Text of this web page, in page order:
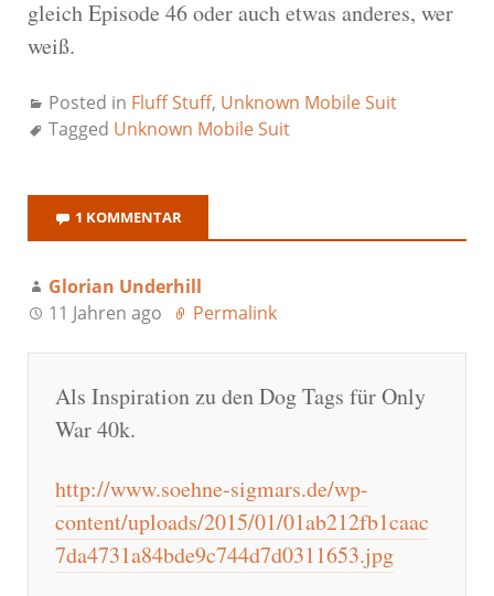
gleich Episode 46 oder auch etwas anderes, wer
weiß.
Posted in Fluff Stuff, Unknown Mobile Suit
Tagged Unknown Mobile Suit
1 KOMMENTAR
Glorian Underhill
11 Jahren ago
Permalink
Als Inspiration zu den Dog Tags für Only
War 40k.
http://www.soehne-sigmars.de/wp-
content/uploads/2015/01/01ab212fb1caac
7da4731a84bde9c744d7d0311653.jpg